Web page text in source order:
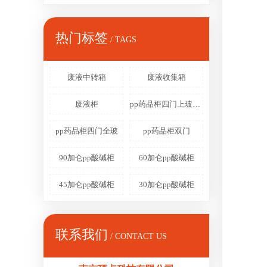
热门标签 / TAGS
废液中转箱 废液收集箱
废液柜 pp药品柜四门上玻下实
pp药品柜四门全玻 pp药品柜双门
90加仑pp酸碱柜 60加仑pp酸碱柜
45加仑pp酸碱柜 30加仑pp酸碱柜
联系我们 / CONTACT US